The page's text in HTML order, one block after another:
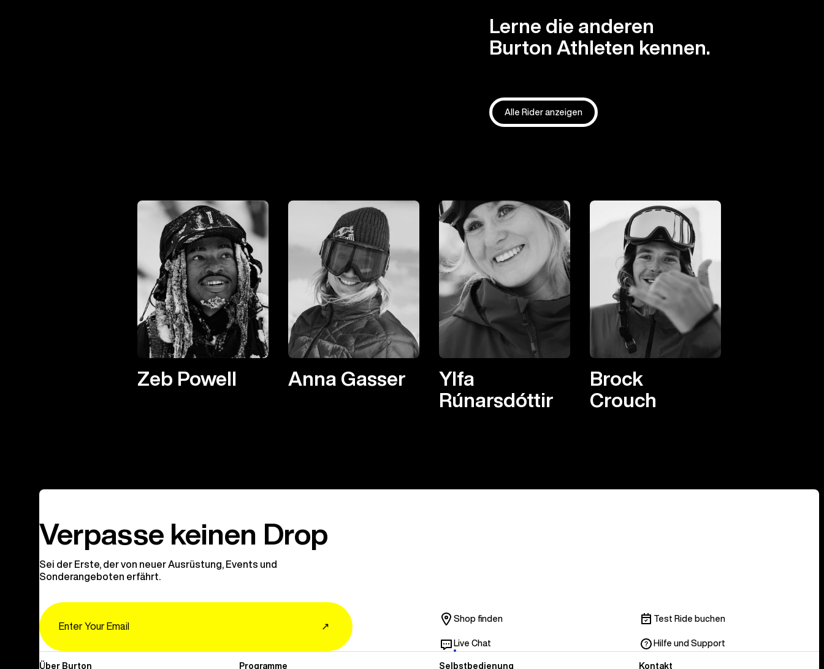
Lerne die anderen
Burton Athleten kennen.
Alle Rider anzeigen
Zeb Powell Anna Gasser
Ylfa
Rúnarsdóttir
Brock
Crouch
Verpasse keinen Drop
Sei der Erste, der von neuer Ausrüstung, Events und
Sonderangeboten erfährt.
↗
Shop finden Test Ride buchen
Live Chat Hilfe und Support
Über Burton Programme Selbstbedienung Kontakt